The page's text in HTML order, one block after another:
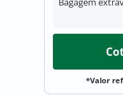
*Valor